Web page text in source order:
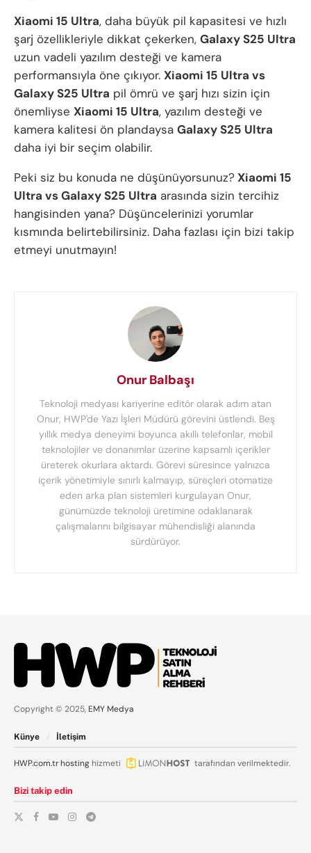
Xiaomi 15 Ultra, daha büyük pil kapasitesi ve hızlı
şarj özellikleriyle dikkat çekerken, Galaxy S25 Ultra
uzun vadeli yazılım desteği ve kamera
performansıyla öne çıkıyor. Xiaomi 15 Ultra vs
Galaxy S25 Ultra pil ömrü ve şarj hızı sizin için
önemliyse Xiaomi 15 Ultra, yazılım desteği ve
kamera kalitesi ön plandaysa Galaxy S25 Ultra
daha iyi bir seçim olabilir.
Peki siz bu konuda ne düşünüyorsunuz? Xiaomi 15
Ultra vs Galaxy S25 Ultra arasında sizin tercihiz
hangisinden yana? Düşüncelerinizi yorumlar
kısmında belirtebilirsiniz. Daha fazlası için bizi takip
etmeyi unutmayın!
Onur Balbaşı
Teknoloji medyası kariyerine editör olarak adım atan
Onur, HWP'de Yazı İşleri Müdürü görevini üstlendi. Beş
yıllık medya deneyimi boyunca akıllı telefonlar, mobil
teknolojiler ve donanımlar üzerine kapsamlı içerikler
üreterek okurlara aktardı. Görevi süresince yalnızca
içerik yönetimiyle sınırlı kalmayıp, süreçleri otomatize
eden arka plan sistemleri kurgulayan Onur,
günümüzde teknoloji üretimine odaklanarak
çalışmalarını bilgisayar mühendisliği alanında
sürdürüyor.
Copyright © 2025, EMY Medya
Künye İletişim
HWP.com.trhosting hizmeti tarafından verilmektedir.
Bizi takip edin